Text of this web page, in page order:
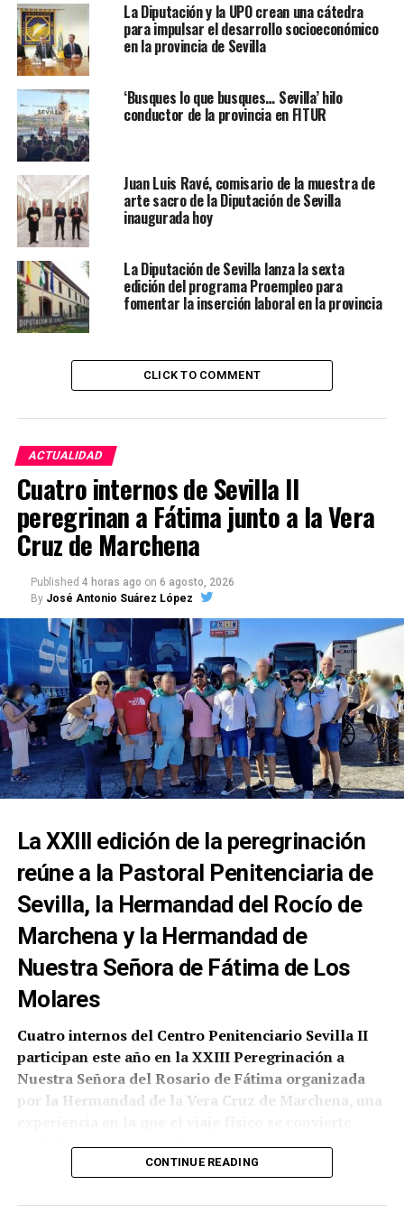
La Diputación y la UPO crean una cátedra
para impulsar el desarrollo socioeconómico
en la provincia de Sevilla
‘Busques lo que busques… Sevilla’ hilo
conductor de la provincia en FITUR
Juan Luis Ravé, comisario de la muestra de
arte sacro de la Diputación de Sevilla
inaugurada hoy
La Diputación de Sevilla lanza la sexta
edición del programa Proempleo para
fomentar la inserción laboral en la provincia
CLICK TO COMMENT
ACTUALIDAD
Cuatro internos de Sevilla II
peregrinan a Fátima junto a la Vera
Cruz de Marchena
Published 4 horas ago on 6 agosto, 2026
By José Antonio Suárez López
La XXIII edición de la peregrinación
reúne a la Pastoral Penitenciaria de
Sevilla, la Hermandad del Rocío de
Marchena y la Hermandad de
Nuestra Señora de Fátima de Los
Molares
Cuatro internos del Centro Penitenciario Sevilla II
participan este año en la XXIII Peregrinación a
Nuestra Señora del Rosario de Fátima organizada
por la Hermandad de la Vera Cruz de Marchena, una
también en un camino de convivencia, oración y
reflexión personal.
Según ha comunicado la propia corporación
CONTINUE READING